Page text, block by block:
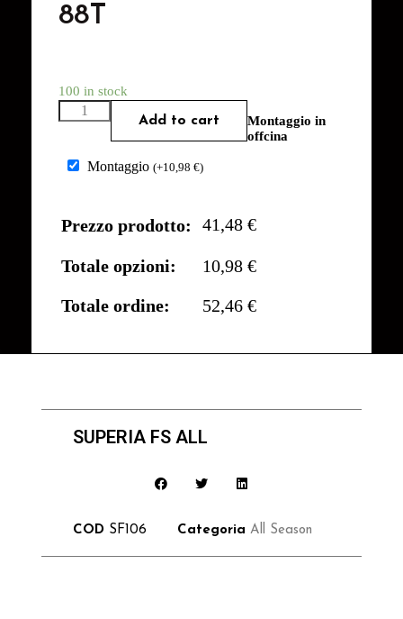
88T
100 in stock
Add to cart
Montaggio in
offcina
Montaggio (+10,98 €)
Prezzo prodotto: 41,48 €
Totale opzioni:
10,98 €
Totale ordine:
52,46 €
SUPERIA FS ALL
COD SF106 Categoria All Season